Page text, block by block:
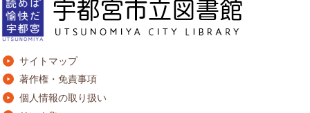
サイトマップ
著作権・免責事項
個人情報の取り扱い